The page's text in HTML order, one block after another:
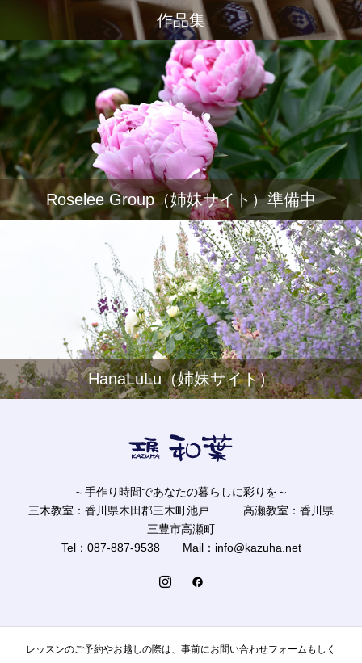
作品集
Roselee Group（姉妹サイト）準備中
HanaLuLu（姉妹サイト）
～手作り時間であなたの暮らしに彩りを～
三木教室：香川県木田郡三木町池戸 高瀬教室：香川県
三豊市高瀬町
Tel：087-887-9538 Mail：info@kazuha.net
レッスンのご予約やお越しの際は、事前にお問い合わせフォームもしく